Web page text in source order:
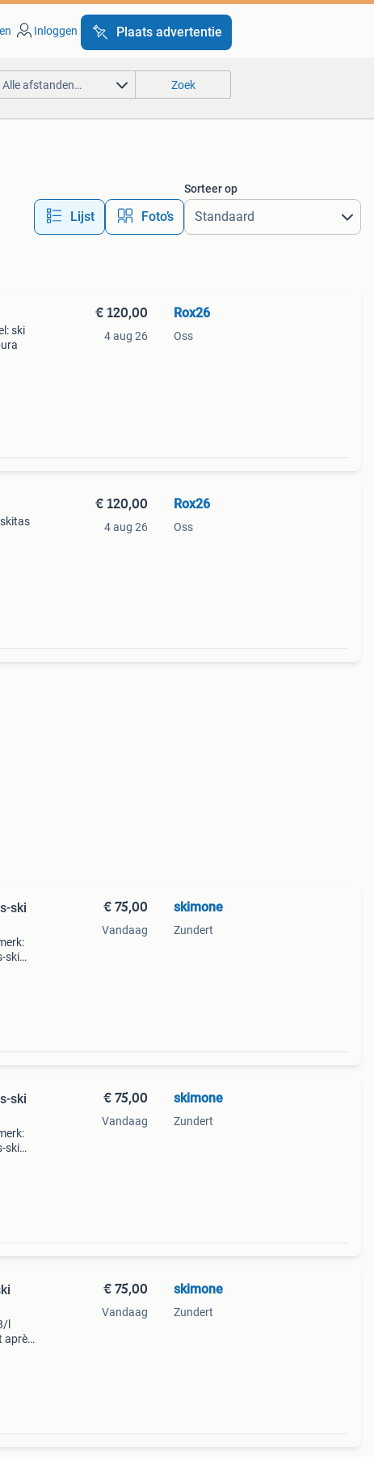
Inloggen Plaats advertentie
Alle afstanden… Zoek
Lijst Foto’s
Sorteer op
ski
€ 120,00
4 aug 26
Rox26
Oss
€ 120,00
4 aug 26
Rox26
Oss
ski
ski
€ 75,00
Vandaag
skimone
Zundert
ski
ski
€ 75,00
Vandaag
skimone
Zundert
l
après-
€ 75,00
Vandaag
skimone
Zundert